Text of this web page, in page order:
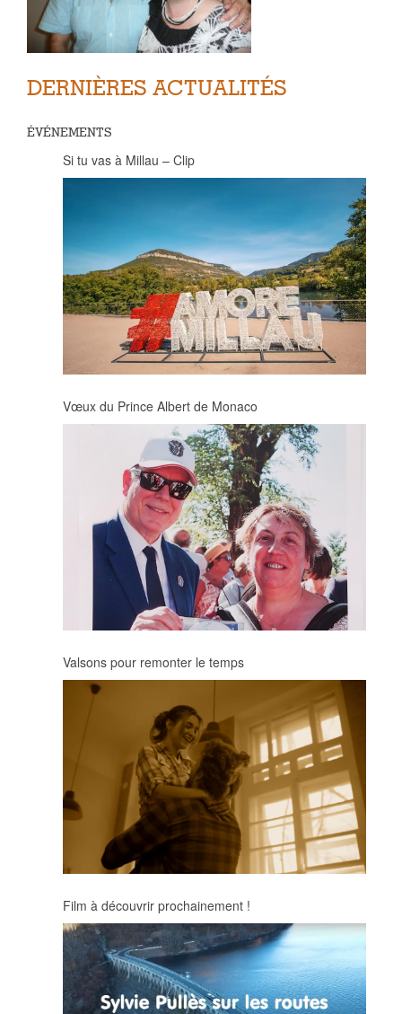
DERNIÈRES ACTUALITÉS
ÉVÉNEMENTS
Si tu vas à Millau – Clip
Vœux du Prince Albert de Monaco
Valsons pour remonter le temps
Film à découvrir prochainement !